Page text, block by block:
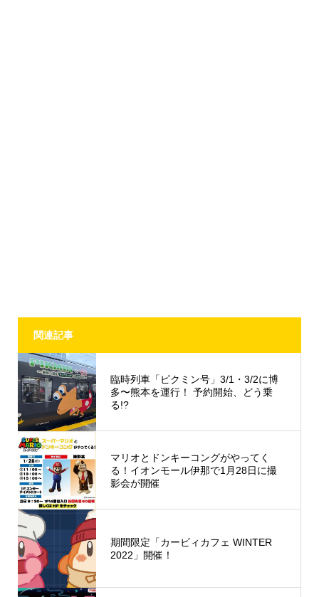
関連記事
臨時列車「ピクミン号」3/1・3/2に博
多〜熊本を運行！ 予約開始、どう乗
る!?
マリオとドンキーコングがやってく
る！イオンモール伊那で1月28日に撮
影会が開催
期間限定「カービィカフェ WINTER
2022」開催！